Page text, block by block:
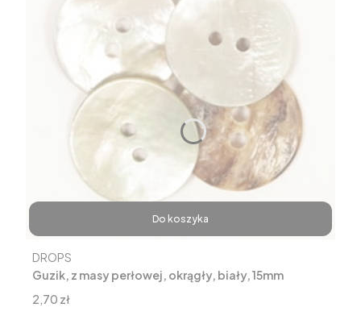
Do koszyka
Guzik, z masy perłowej, okrągły, biały, 15mm
Producent
DROPS
Cena
2,70 zł